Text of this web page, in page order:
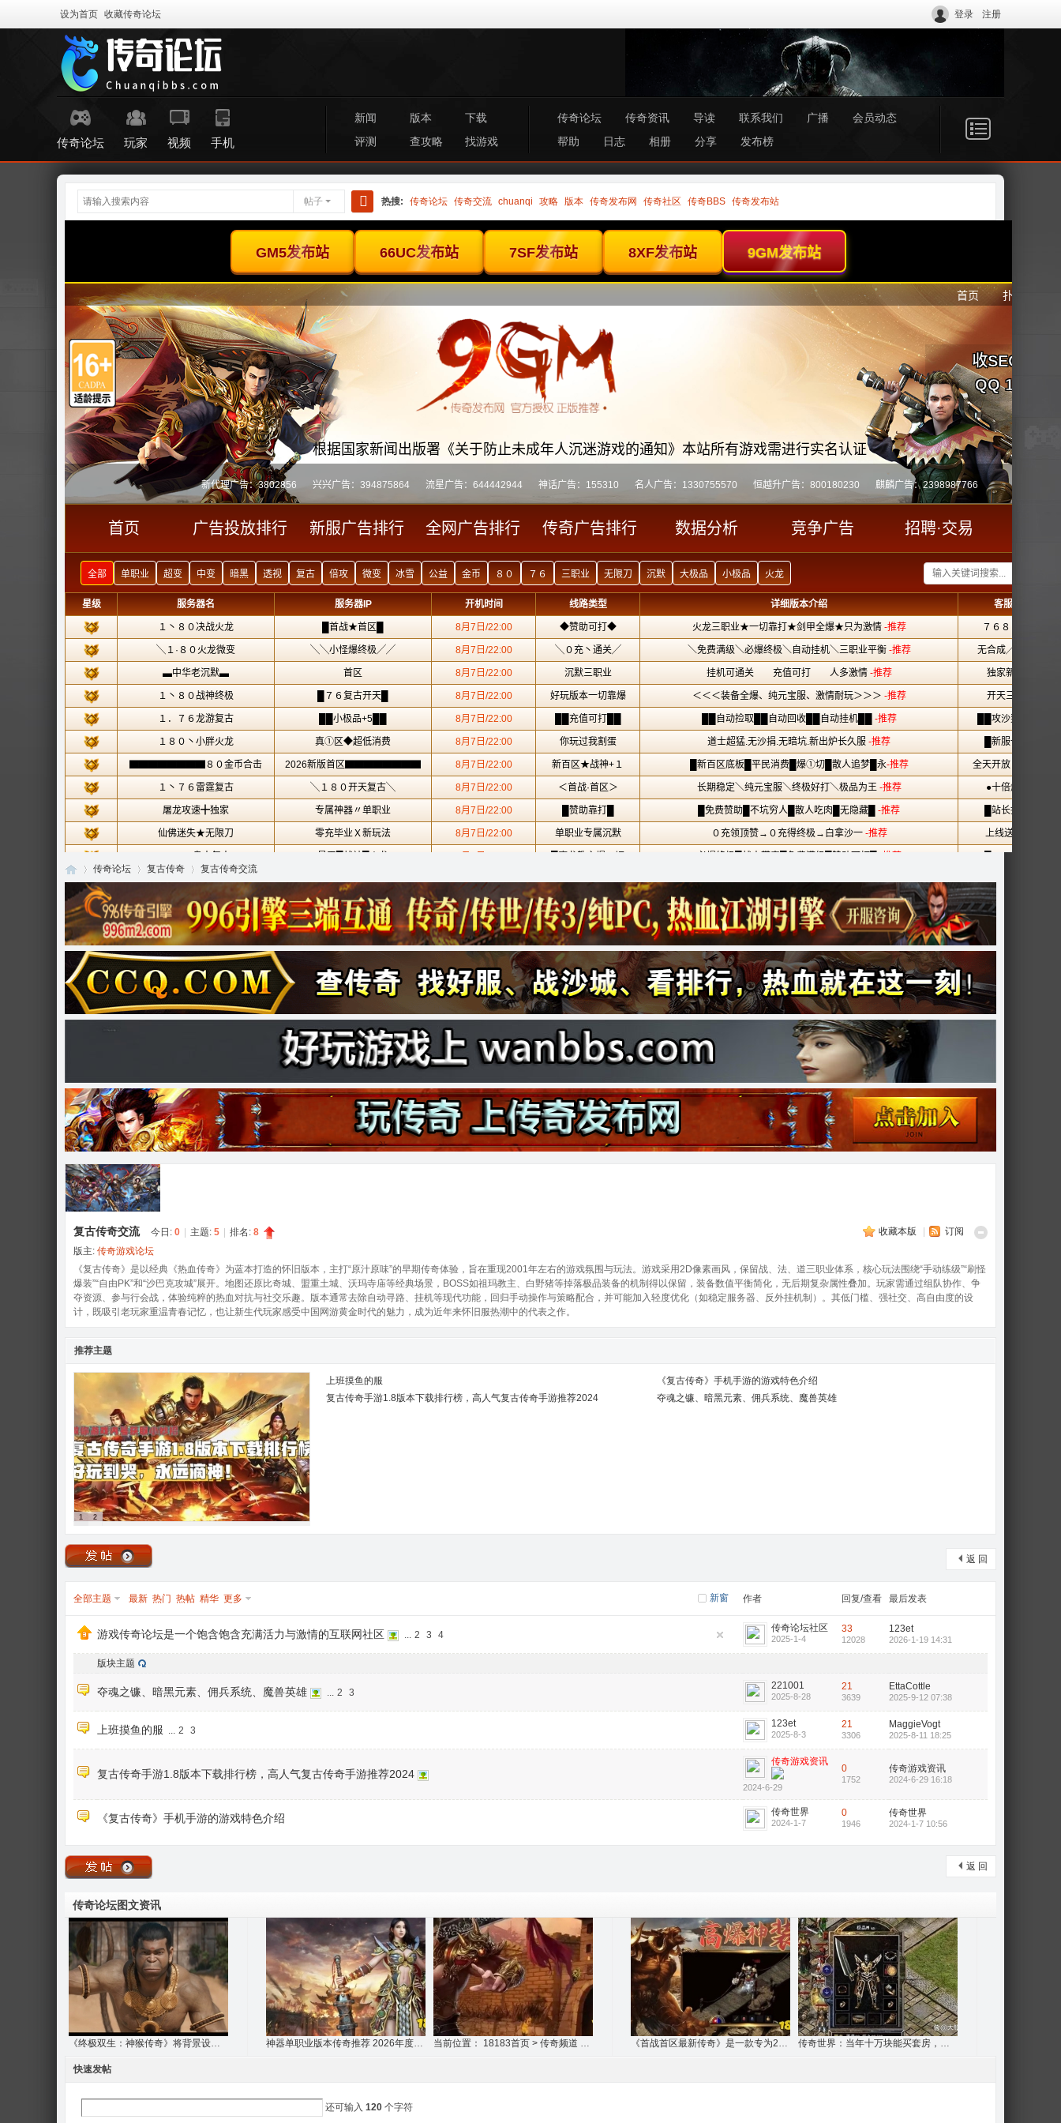
设为首页 收藏传奇论坛 登录 注册
传奇论坛 玩家 视频 手机
新闻 版本
下载
评测
查攻略 找游戏
传奇论坛 传奇资讯 导读 联系我们 广播
会员动态
帮助
日志 相册 分享 发布榜
帖子
搜
热搜: 传奇论坛 传奇交流 chuanqi 攻略 版本 传奇发布网 传奇社区 传奇BBS 传奇发布站
传
奇
论
»
传奇论坛
›
复古传奇 复古传奇交流
收藏本版 订阅
复古传奇交流 今日: 0 主题: 5 排名: 8
版主: 传奇游戏论坛
《复古传奇》是以经典《热血传奇》为蓝本打造的怀旧版本，主打“原汁原味”的早期传奇体验，旨在重现2001年左右的游戏氛围与玩法。游戏采用2D像素画风，保留战、法、道三职业体系，核心玩法围绕“手动练级”“刷怪
爆装”“自由PK”和“沙巴克攻城”展开。地图还原比奇城、盟重土城、沃玛寺庙等经典场景，BOSS如祖玛教主、白野猪等掉落极品装备的机制得以保留，装备数值平衡简化，无后期复杂属性叠加。玩家需通过组队协作、争
夺资源、参与行会战，体验纯粹的热血对抗与社交乐趣。版本通常去除自动寻路、挂机等现代功能，回归手动操作与策略配合，并可能加入轻度优化（如稳定服务器、反外挂机制）。其低门槛、强社交、高自由度的设
计，既吸引老玩家重温青春记忆，也让新生代玩家感受中国网游黄金时代的魅力，成为近年来怀旧服热潮中的代表之作。
推荐主题
1 2
上班摸鱼的服
《复古传奇》手机手游的游戏特色介绍
复古传奇手游1.8版本下载排行榜，高人气复古传奇手游推荐2024
夺魂之镰、暗黑元素、佣兵系统、魔兽英雄
返 回
新窗
全部主题 最新 热门 热帖 精华 更多 作者 回复/查看 最后发表
游戏传奇论坛是一个饱含饱含充满活力与激情的互联网社区 ... 2 3 4
传奇论坛社区
2025-1-4
33
12028
123et
2026-1-19 14:31
版块主题
夺魂之镰、暗黑元素、佣兵系统、魔兽英雄 ... 2 3
221001
2025-8-28
21
3639
EttaCottle
2025-9-12 07:38
上班摸鱼的服 ... 2 3
123et
2025-8-3
21
3306
MaggieVogt
2025-8-11 18:25
复古传奇手游1.8版本下载排行榜，高人气复古传奇手游推荐2024
传奇游戏资讯
2024-6-29
0
1752
传奇游戏资讯
2024-6-29 16:18
《复古传奇》手机手游的游戏特色介绍 传奇世界
2024-1-7
0
1946
传奇世界
2024-1-7 10:56
返 回
传奇论坛图文资讯
《终极双生：神猴传奇》将背景设定在基什金 神器单职业版本传奇推荐 2026年度最新1人1 当前位置： 18183首页 > 传奇频道 > 传奇 《首战首区最新传奇》是一款专为2026年传奇 传奇世界：当年十万块能买套房，他们却只买
快速发帖
还可输入 120 个字符